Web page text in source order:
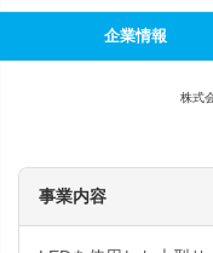
企業情報
株式
事業内容